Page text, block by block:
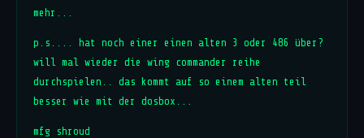
mehr...
p.s.... hat noch einer einen alten 3 oder 486 über?
will mal wieder die wing commander reihe
durchspielen.. das kommt auf so einem alten teil
besser wie mit der dosbox...
mfg shroud